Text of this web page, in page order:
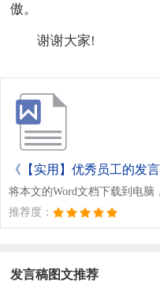
傲。
谢谢大家!
《【实用】优秀员工的发
将本文的Word文档下载到电脑
推荐度：
发言稿图文推荐